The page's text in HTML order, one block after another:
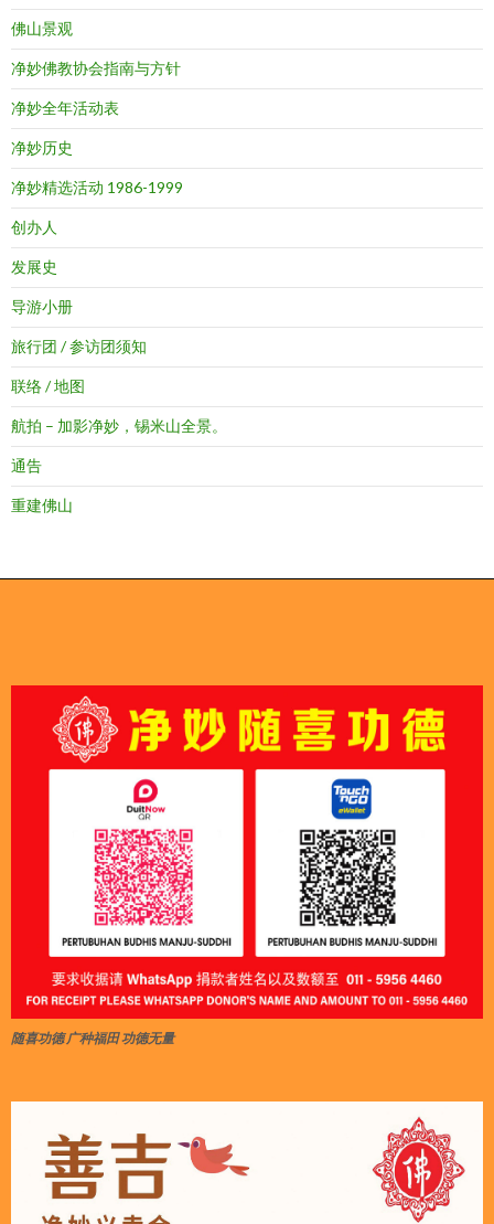
佛山景观
净妙佛教协会指南与方针
净妙全年活动表
净妙历史
净妙精选活动 1986-1999
创办人
发展史
导游小册
旅行团 / 参访团须知
联络 / 地图
航拍 – 加影净妙，锡米山全景。
通告
重建佛山
随喜功德 广种福田 功德无量